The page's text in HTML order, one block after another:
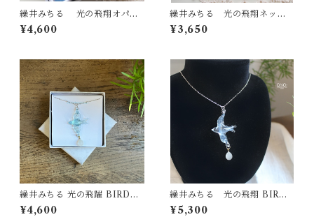
繰井みちる 光の飛翔オパー
ル プチネックレス
¥4,600
繰井みちる 光の飛翔ネック
レス クリア
¥3,650
繰井みちる 光の飛躍 BIRD&E
GGプチネックレス
¥4,600
繰井みちる 光の飛翔 BIRD&
EGGネックレス
¥5,300